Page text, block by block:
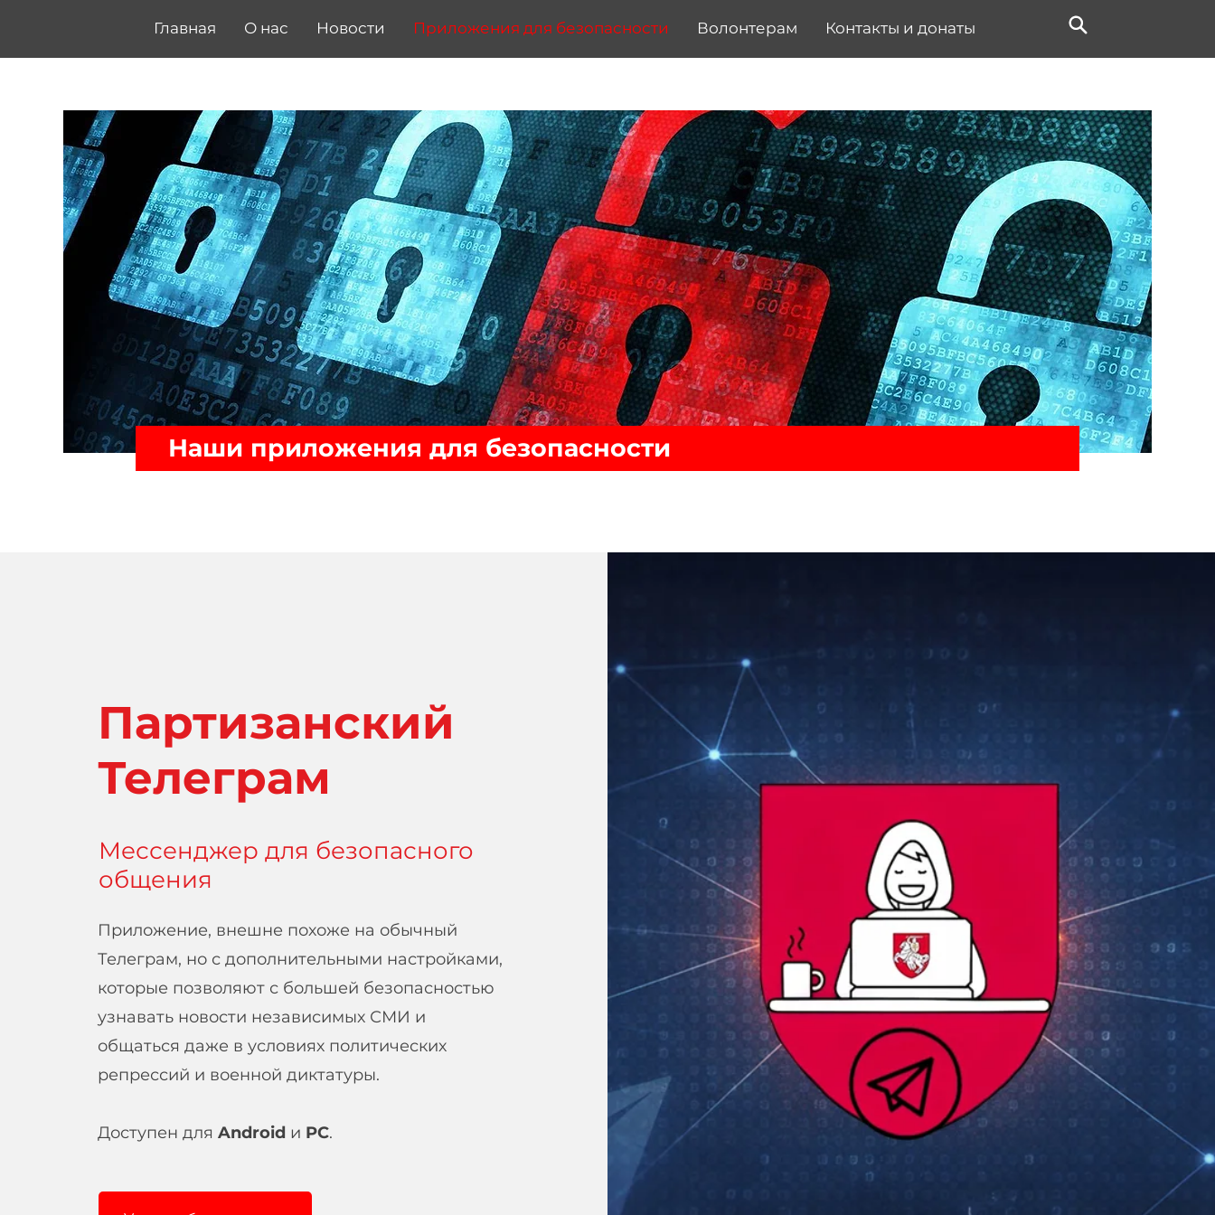
Главная О нас Новости Приложения для безопасности Волонтерам Контакты и донаты
Наши приложения для безопасности
Партизанский
Телеграм
Мессенджер для безопасного
общения
Приложение, внешне похоже на обычный
Телеграм, но с дополнительными настройками,
которые позволяют с большей безопасностью
узнавать новости независимых СМИ и
общаться даже в условиях политических
репрессий и военной диктатуры.
Доступен для Android и PC.